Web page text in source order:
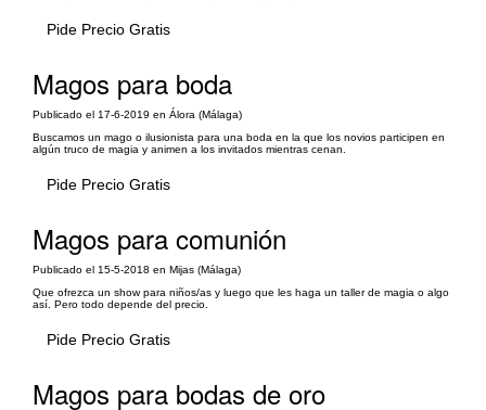
Pide Precio Gratis
Magos para boda
Publicado el 17-6-2019 en Álora (Málaga)
Buscamos un mago o ilusionista para una boda en la que los novios participen en
algún truco de magia y animen a los invitados mientras cenan.
Pide Precio Gratis
Magos para comunión
Publicado el 15-5-2018 en Mijas (Málaga)
Que ofrezca un show para niños/as y luego que les haga un taller de magia o algo
así. Pero todo depende del precio.
Pide Precio Gratis
Magos para bodas de oro